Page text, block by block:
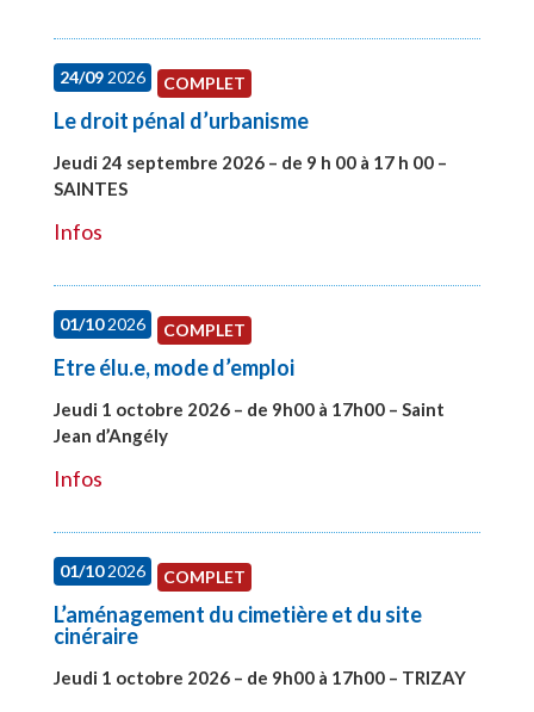
24/092026 COMPLET
Le droit pénal d’urbanisme
Jeudi 24 septembre 2026 – de 9 h 00 à 17 h 00 –
SAINTES
Infos
01/102026 COMPLET
Etre élu.e, mode d’emploi
Jeudi 1 octobre 2026 – de 9h00 à 17h00 – Saint
Jean d’Angély
Infos
01/102026 COMPLET
L’aménagement du cimetière et du site
cinéraire
Jeudi 1 octobre 2026 – de 9h00 à 17h00 – TRIZAY